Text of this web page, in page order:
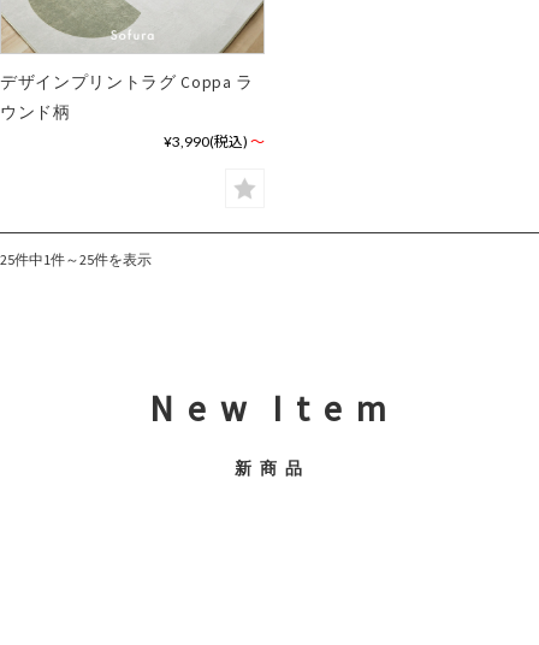
デザインプリントラグ Coppa ラ
ウンド柄
¥3,990(税込) ～
25件中1件～25件を表示
N e w I t e m
新 商 品